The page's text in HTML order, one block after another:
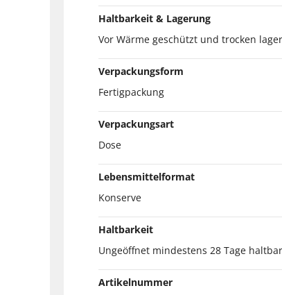
Haltbarkeit & Lagerung
Vor Wärme geschützt und trocken
Verpackungsform
Fertigpackung
Verpackungsart
Dose
Lebensmittelformat
Konserve
Haltbarkeit
Ungeöffnet mindestens 28 Tage haltbar
Artikelnummer